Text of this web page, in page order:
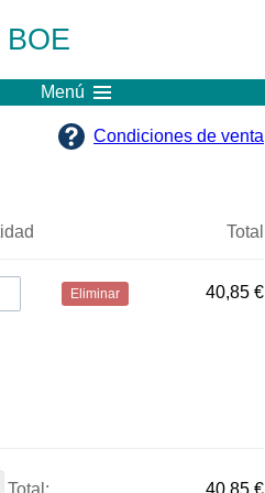
Menú
Condiciones de venta
Total
Eliminar 40,85 €
Total: 40,85 €